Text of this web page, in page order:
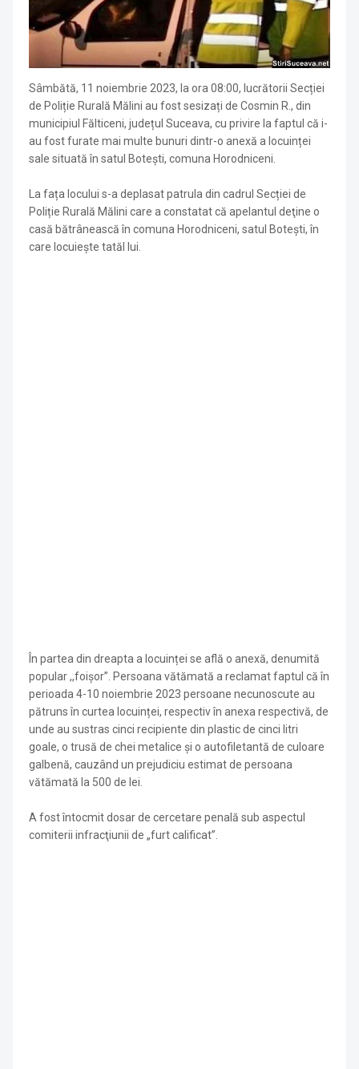
Sâmbătă, 11 noiembrie 2023, la ora 08:00, lucrătorii Secției
de Poliție Rurală Mălini au fost sesizați de Cosmin R., din
municipiul Fălticeni, județul Suceava, cu privire la faptul că i-
au fost furate mai multe bunuri dintr-o anexă a locuinței
sale situată în satul Botești, comuna Horodniceni.
La fața locului s-a deplasat patrula din cadrul Secției de
Poliție Rurală Mălini care a constatat că apelantul deţine o
casă bătrânească în comuna Horodniceni, satul Botești, în
care locuiește tatăl lui.
În partea din dreapta a locuinței se află o anexă, denumită
popular ,,foișor”. Persoana vătămată a reclamat faptul că în
perioada 4-10 noiembrie 2023 persoane necunoscute au
pătruns în curtea locuinței, respectiv în anexa respectivă, de
unde au sustras cinci recipiente din plastic de cinci litri
goale, o trusă de chei metalice și o autofiletantă de culoare
galbenă, cauzând un prejudiciu estimat de persoana
vătămată la 500 de lei.
A fost întocmit dosar de cercetare penală sub aspectul
comiterii infracţiunii de „furt calificat”.